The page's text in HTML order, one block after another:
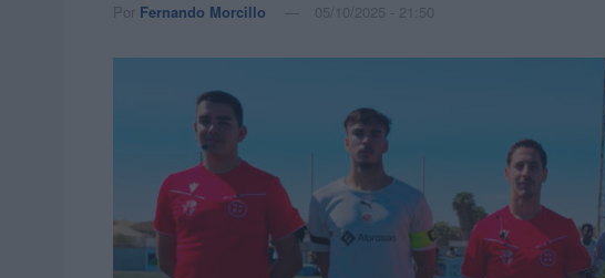
Por Fernando Morcillo 05/10/2025 - 21:50